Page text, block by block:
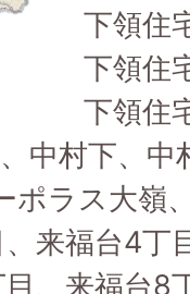
下領住
下領住
下領住
中村下、中
ポラス大嶺
来福台4丁
、来福台8